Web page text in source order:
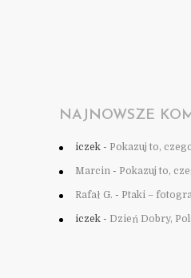
NAJNOWSZE
iczek - Pokazuj to,
Marcin - Pokazuj to,
Rafał G. - Ptaki –
iczek - Dzień Dobry,